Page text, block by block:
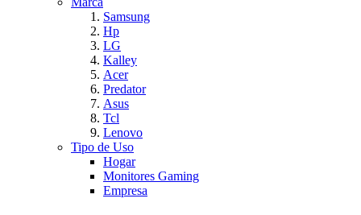
Samsung
Hp
LG
Kalley
Acer
Predator
Asus
Tcl
Lenovo
Tipo de Uso
Hogar
Monitores Gaming
Empresa